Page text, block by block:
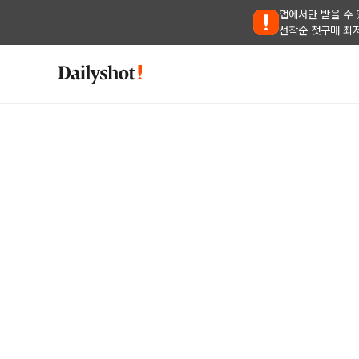
앱에서만 받을 수
선착순 첫구매 최